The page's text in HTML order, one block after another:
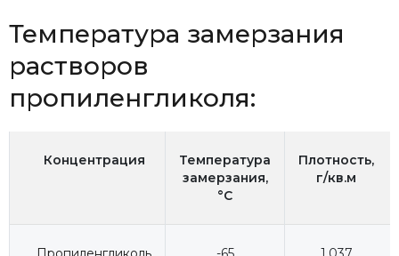
Температура замерзания
растворов
пропиленгликоля:
Концентрация
Температура
замерзания,
°C
Плотность,
г/кв.м